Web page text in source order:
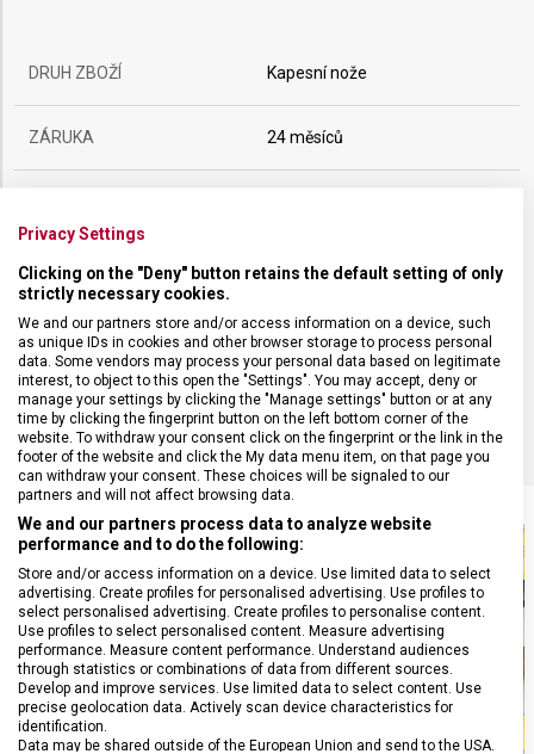
DRUH ZBOŽÍ Kapesní nože
ZÁRUKA 24 měsíců
POČET FUNKCÍ 16
VELIKOST 9,1 x 2,2 cm
BARVA Červená
Privacy Settings
Clicking on the "Deny" button retains the default setting of only
strictly necessary cookies.
We and our partners store and/or access information on a device, such
as unique IDs in cookies and other browser storage to process personal
data. Some vendors may process your personal data based on legitimate
interest, to object to this open the "Settings". You may accept, deny or
manage your settings by clicking the "Manage settings" button or at any
time by clicking the fingerprint button on the left bottom corner of the
website. To withdraw your consent click on the fingerprint or the link in the
footer of the website and click the My data menu item, on that page you
can withdraw your consent. These choices will be signaled to our
partners and will not affect browsing data.
We and our partners process data to analyze website
performance and to do the following:
Store and/or access information on a device. Use limited data to select
advertising. Create profiles for personalised advertising. Use profiles to
select personalised advertising. Create profiles to personalise content.
Use profiles to select personalised content. Measure advertising
performance. Measure content performance. Understand audiences
through statistics or combinations of data from different sources.
Develop and improve services. Use limited data to select content. Use
precise geolocation data. Actively scan device characteristics for
identification.
Data may be shared outside of the European Union and send to the USA.